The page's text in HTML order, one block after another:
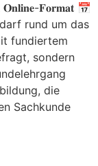
𝐎𝐧𝐥𝐢𝐧𝐞-𝐅𝐨𝐫𝐦𝐚𝐭 📅
rund um das
fundiertem
sondern
die
Sachkunde